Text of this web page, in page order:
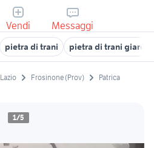
Vendi Messaggi
pietra di trani pietra di trani
Lazio Frosinone (Prov) Patrica
1/5